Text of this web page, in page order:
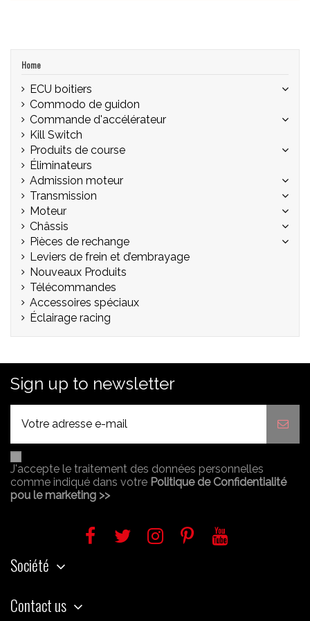
Home
ECU boitiers
Commodo de guidon
Commande d'accélérateur
Kill Switch
Produits de course
Éliminateurs
Admission moteur
Transmission
Moteur
Châssis
Pièces de rechange
Leviers de frein et d’embrayage
Nouveaux Produits
Télécommandes
Accessoires spéciaux
Éclairage racing
Sign up to newsletter
J'accepte le traitement des données personnelles
comme indiqué dans votre Politique de Confidentialité
pou le marketing >>
Société
Contact us